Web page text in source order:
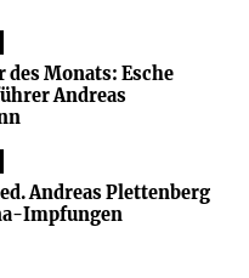
des Monats: Esche
Andreas
Andreas Plettenberg
Impfungen